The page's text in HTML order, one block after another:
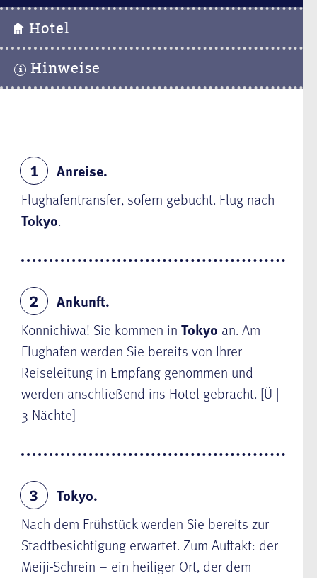
Hotel
Hinweise
1
Anreise.
Flughafentransfer, sofern gebucht. Flug nach
Tokyo.
2
Ankunft.
Konnichiwa! Sie kommen in Tokyo an. Am
Flughafen werden Sie bereits von Ihrer
Reiseleitung in Empfang genommen und
werden anschließend ins Hotel gebracht. [Ü |
3 Nächte]
3
Tokyo.
Nach dem Frühstück werden Sie bereits zur
Stadtbesichtigung erwartet. Zum Auftakt: der
Meiji-Schrein – ein heiliger Ort, der dem